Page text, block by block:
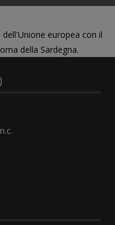
europea con il
della Sardegna.